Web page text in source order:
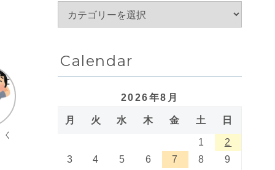
Calendar
2026年8月
月 火 水 木 金 土 日
1
2
3
4 5 6 7 8
9